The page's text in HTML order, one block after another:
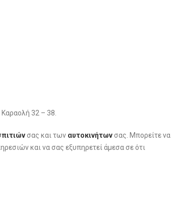
32 – 38.
σας και των αυτοκινήτωνσας. Μπορείτε να
και να σας εξυπηρετεί άμεσα σε ότι